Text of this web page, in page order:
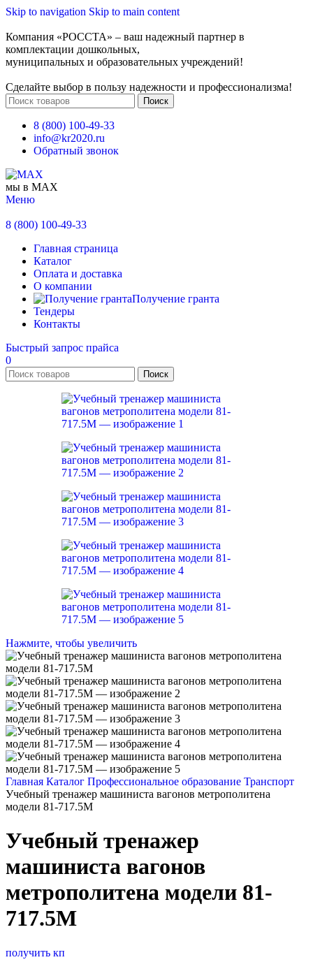
Skip to navigation Skip to main content
Компания «РОССТА» – ваш надежный партнер в
комплектации дошкольных,
муниципальных и образовательных учреждений!
Сделайте выбор в пользу надежности и профессионализма!
Поиск
8 (800) 100-49-33
info@kr2020.ru
Обратный звонок
мы в MAX
Меню
8 (800) 100-49-33
Главная страница
Каталог
Оплата и доставка
О компании
Получение гранта
Тендеры
Контакты
Быстрый запрос прайса
0
Поиск
Нажмите, чтобы увеличить
Главная Каталог Профессиональное образование Транспорт
Учебный тренажер машиниста вагонов метрополитена
модели 81-717.5М
Учебный тренажер
машиниста вагонов
метрополитена модели 81-
717.5М
получить кп